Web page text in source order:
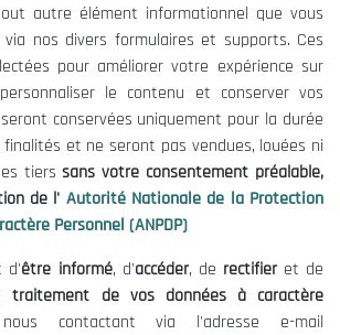
utiles
et Consultations
autre élément informationnel que vous
nos divers formulaires et supports. Ces
pour améliorer votre expérience sur
le contenu et conserver vos
conservées uniquement pour la durée
finalités et ne seront pas vendues, louées ni
tierssans votre consentement préalable,
de l' Autorité Nationale de la Protection
Personnel (ANPDP)
d'être informé, d'accéder, de rectifieret de
traitement de vos données à caractère
contactant via l'adresse e-mail